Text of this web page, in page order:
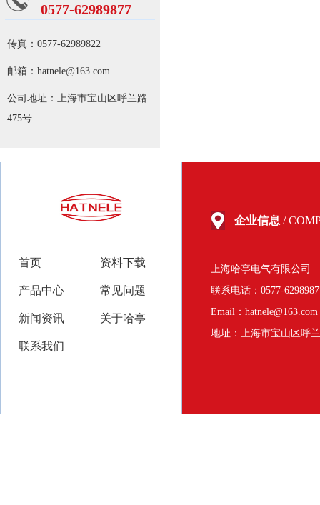
0577-62989877
传真： 0577-62989822
邮箱： hatnele@163.com
公司地址： 上海市宝山区呼兰路
475号
首页 资料下载
产品中心 常见问题
新闻资讯 关于哈亭
联系我们
企业信息 /
上海哈亭电气有限公司
联系电话：0577-
Email：hatnele@163.com
地址：上海市宝山区呼